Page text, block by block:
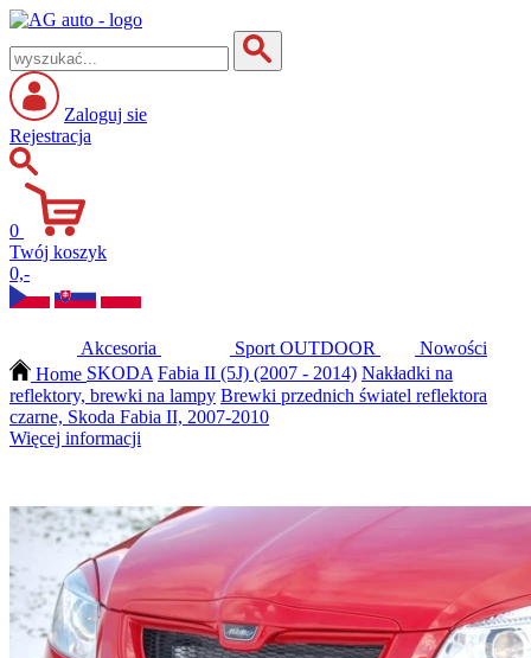
Zaloguj sie
Rejestracja
0
Twój koszyk
0,-
Akcesoria Sport OUTDOOR
Nowości
Home SKODA Fabia II (5J) (2007 - 2014) Nakładki na
reflektory, brewki na lampy Brewki przednich światel reflektora
czarne, Skoda Fabia II, 2007-2010
Więcej informacji